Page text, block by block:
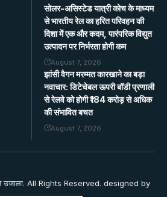
सोलर-असिस्टेड यात्री कोच के माध्यम
से भारतीय रेल का हरित परिवहन की
दिशा में एक और कदम, पारंपरिक विद्युत
उत्पादन पर निर्भरता होगी कम
August 7, 2026
झांसी वैगन मरम्मत कारखाने का बड़ा
नवाचार: डिटेचेबल ऊपरी बॉडी प्रणाली
से रेलवे को होगी ₹184 करोड़ से अधिक
की संभावित बचत
August 7, 2026
All Rights Reserved. designed by